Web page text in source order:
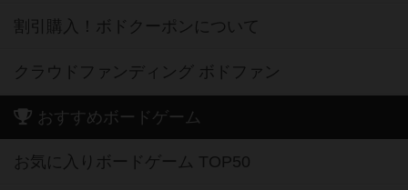
割引購入！ボドクーポンについて
クラウドファンディング ボドファン
おすすめボードゲーム
お気に入りボードゲーム TOP50